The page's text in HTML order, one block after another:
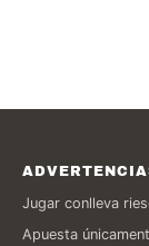
Jugar conlleva
Apuesta